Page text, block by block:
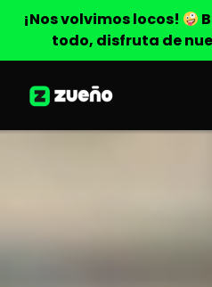
¡Nos volvimos locos!
todo, disfruta de